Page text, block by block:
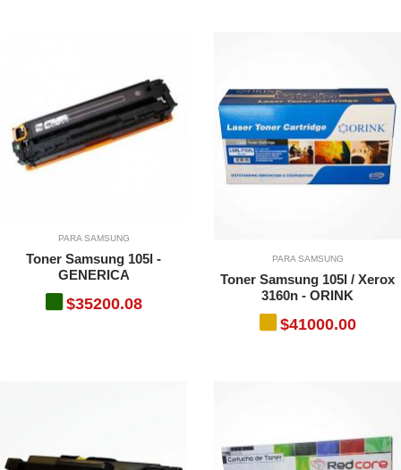
PARA SAMSUNG
Toner Samsung 105l -
GENERICA
$35200.08
PARA SAMSUNG
Toner Samsung 105l / Xerox
3160n - ORINK
$41000.00